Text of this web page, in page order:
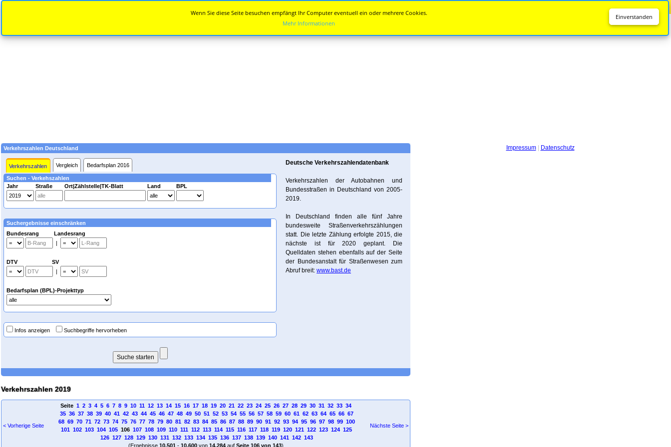
Verkehrszahlen Deutschland
Verkehrszahlen Vergleich Bedarfsplan 2016
Suchen - Verkehszahlen
Jahr
Straße Ort|Zählstelle|TK-Blatt Land BPL
Suchergebnisse einschränken
Bundesrang Landesrang
|
DTV SV
|
Bedarfsplan (BPL)-Projekttyp
Infos anzeigen Suchbegriffe hervorheben
Deutsche Verkehrszahlendatenbank
Verkehrszahlen der Autobahnen und
Bundesstraßen in Deutschland von 2005-
2019.
In Deutschland finden alle fünf Jahre
bundesweite Straßenverkehrszählungen
statt. Die letzte Zählung erfolgte 2015, die
nächste ist für 2020 geplant. Die
Quelldaten stehen ebenfalls auf der Seite
der Bundesanstalt für Straßenwesen zum
Abruf breit: www.bast.de
Verkehrszahlen 2019
< Vorherige Seite
Seite 1 2 3 4 5 6 7 8 9 10 11 12 13 14 15 16 17 18 19 20 21 22 23 24 25 26 27 28 29 30 31 32 33 34
35 36 37 38 39 40 41 42 43 44 45 46 47 48 49 50 51 52 53 54 55 56 57 58 59 60 61 62 63 64 65 66 67
68 69 70 71 72 73 74 75 76 77 78 79 80 81 82 83 84 85 86 87 88 89 90 91 92 93 94 95 96 97 98 99 100
101 102 103 104 105 106 107 108 109 110 111 112 113 114 115 116 117 118 119 120 121 122 123 124 125
126 127 128 129 130 131 132 133 134 135 136 137 138 139 140 141 142 143
(Ergebnisse 10.501- 10.600von 14.284auf Seite 106 von 143)
Nächste Seite >
Impressum| Datenschutz
Einverstanden
Wenn Sie diese Seite besuchen empfängt Ihr Computer eventuell ein oder mehrere Cookies.
Mehr Informationen